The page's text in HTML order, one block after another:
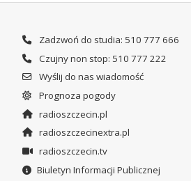
Zadzwoń do studia: 510 777 666
Czujny non stop: 510 777 222
Wyślij do nas wiadomość
Prognoza pogody
radioszczecin.pl
radioszczecinextra.pl
radioszczecin.tv
Biuletyn Informacji Publicznej